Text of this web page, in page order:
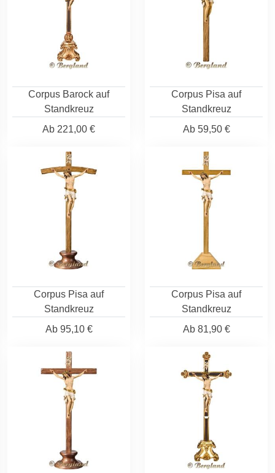
Corpus Barock auf
Standkreuz
Ab 221,00 €
Corpus Pisa auf
Standkreuz
Ab59,50 €
Corpus Pisa auf
Standkreuz
Ab95,10 €
Corpus Pisa auf
Standkreuz
Ab81,90 €